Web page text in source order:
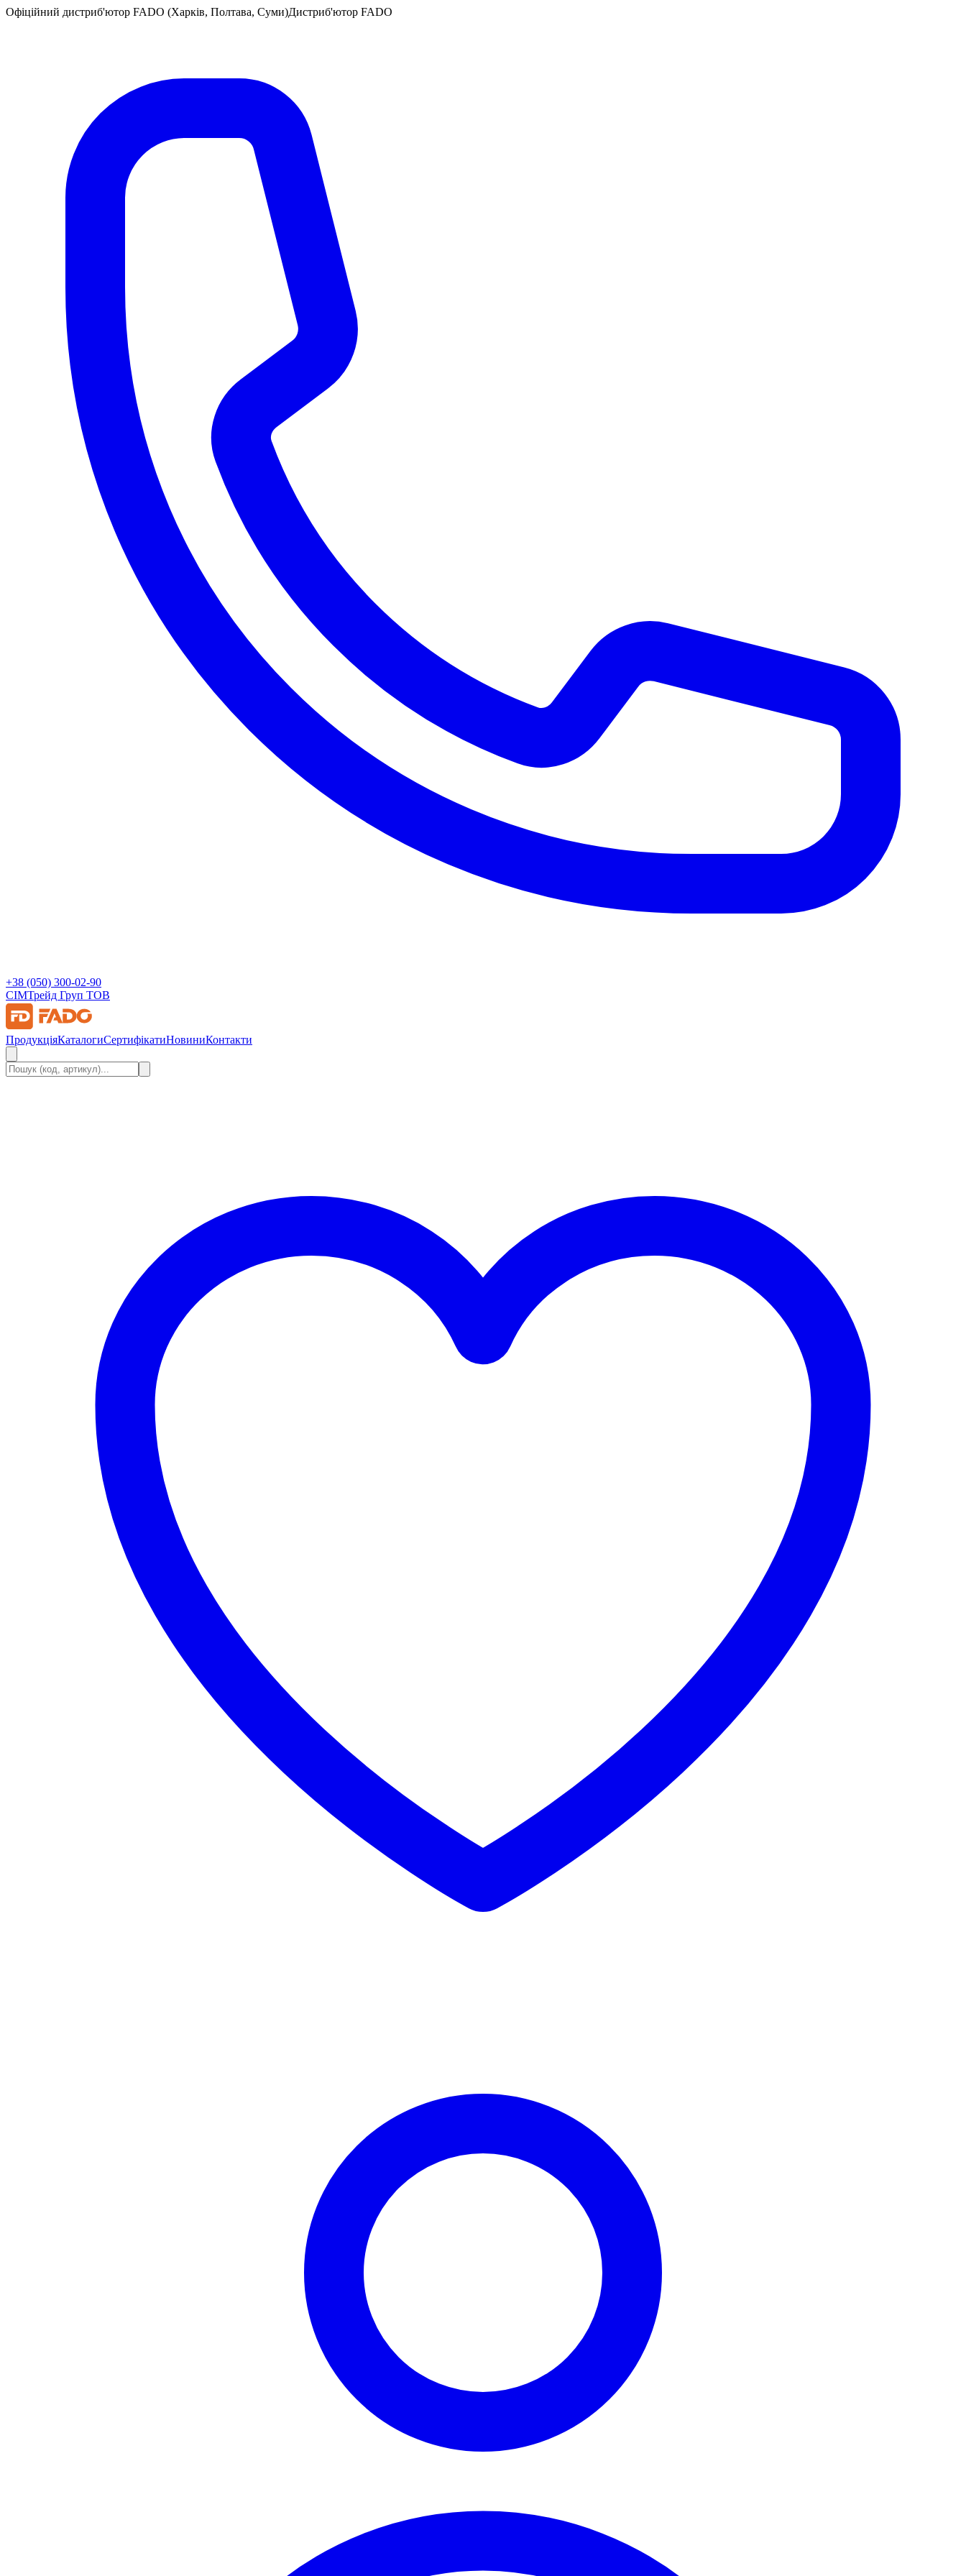
Офіційний дистриб'ютор FADO (Харків, Полтава, Суми)Дистриб'ютор FADO
+38 (050) 300-02-90
СІМТрейд Груп ТОВ
ПродукціяКаталогиСертифікатиНовиниКонтакти